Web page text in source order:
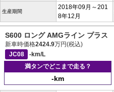
生産期間
2018年09月～201
8年12月
S600 ロング AMGライン プラス
新車時価格2424.9万円(税込)
JC08
-km/L
満タンでどこまで走る？
-km